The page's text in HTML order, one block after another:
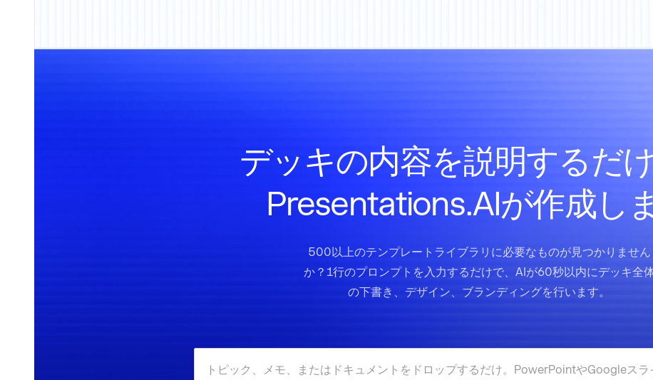
デッキの内容を説明するだけ
Presentations.AIが作成し
500以上のテンプレートライブラリに必要なものが見つかりません
か？1行のプロンプトを入力するだけで、AIが60秒以内にデッキ全
の下書き、デザイン、ブランディングを行います。